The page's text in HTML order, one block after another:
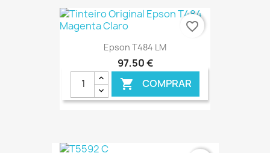
€ ONLINE
Epson T484 LM
97,50 €
 COMPRAR
favorite_border